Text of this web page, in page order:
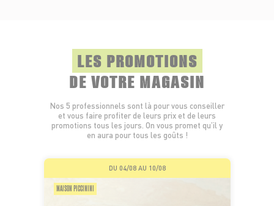
LES PROMOTIONS
DE VOTRE MAGASIN
Nos 5 professionnels sont là pour vous conseiller
et vous faire profiter de leurs prix et de leurs
promotions tous les jours. On vous promet qu’il y
en aura pour tous les goûts !
DU 04/08 AU 10/08
MAISON PICCININI